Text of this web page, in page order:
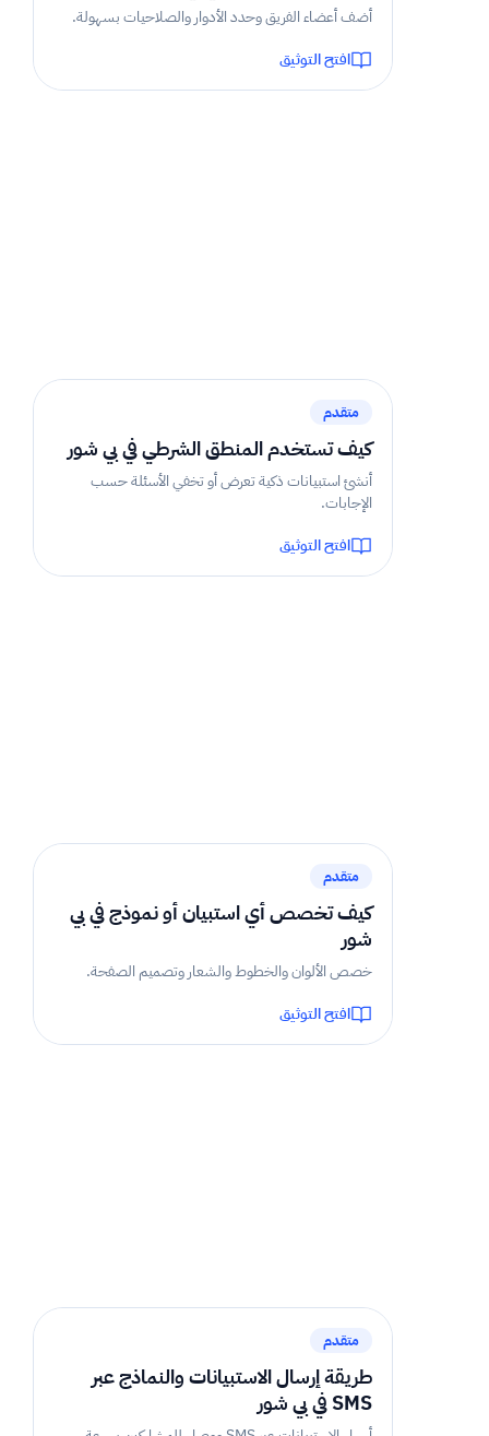
أضف أعضاء الفريق وحدد الأدوار والصلاحيات بسهولة.
افتح التوثيق
متقدم
كيف تستخدم المنطق الشرطي في بي شور
أنشئ استبيانات ذكية تعرض أو تخفي الأسئلة حسب
الإجابات.
افتح التوثيق
متقدم
كيف تخصص أي استبيان أو نموذج في بي
شور
خصص الألوان والخطوط والشعار وتصميم الصفحة.
افتح التوثيق
متقدم
طريقة إرسال الاستبيانات والنماذج عبر
SMS في بي شور